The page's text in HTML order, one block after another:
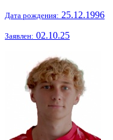
Дата рождения: 25.12.1996
Заявлен: 02.10.25